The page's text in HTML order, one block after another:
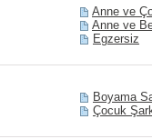
Anne ve
Anne ve
Egzersiz
Boyama
Çocuk